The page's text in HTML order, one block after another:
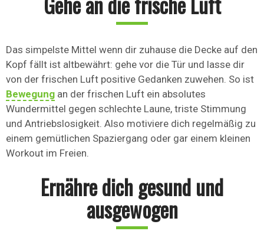
Das simpelste Mittel wenn dir zuhause die Decke auf den
Kopf fällt ist altbewährt: gehe vor die Tür und lasse dir
von der frischen Luft positive Gedanken zuwehen. So ist
Bewegung an der frischen Luft ein absolutes
Wundermittel gegen schlechte Laune, triste Stimmung
und Antriebslosigkeit. Also motiviere dich regelmäßig zu
einem gemütlichen Spaziergang oder gar einem kleinen
Workout im Freien.
Ernähre dich gesund und
ausgewogen